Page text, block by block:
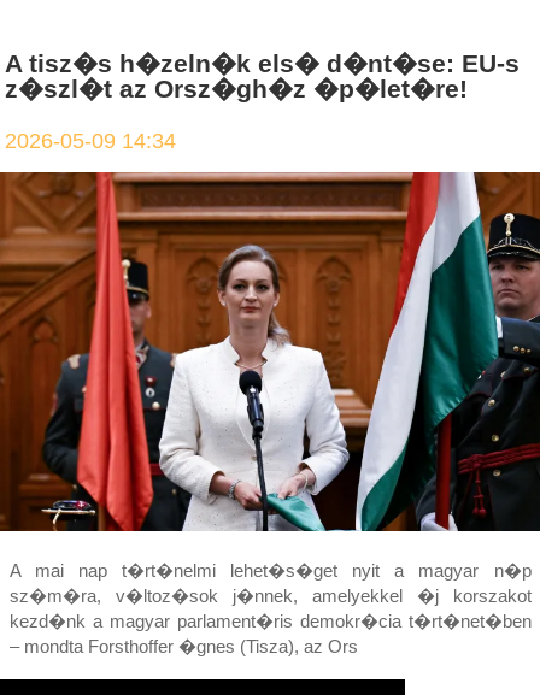
A tisz�s h�zeln�k els� d�nt�se: EU-s
z�szl�t az Orsz�gh�z �p�let�re!
2026-05-09 14:34
A mai nap t�rt�nelmi lehet�s�get nyit a magyar n�p
sz�m�ra, v�ltoz�sok j�nnek, amelyekkel �j korszakot
kezd�nk a magyar parlament�ris demokr�cia t�rt�net�ben
– mondta Forsthoffer �gnes (Tisza), az Ors